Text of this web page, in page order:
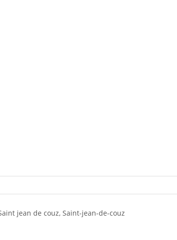
jean de couz, Saint-jean-de-couz